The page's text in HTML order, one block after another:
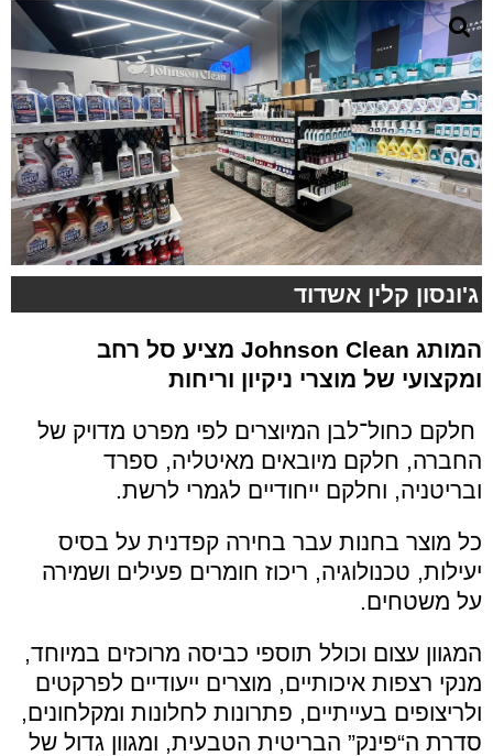
ג'ונסון קלין אשדוד
המותג
מציע סל רחב
ומקצועי של מוצרי ניקיון וריחות
חלקם כחול־לבן המיוצרים לפי מפרט מדויק של
החברה, חלקם מיובאים מאיטליה, ספרד
ובריטניה, וחלקם ייחודיים לגמרי לרשת.
כל מוצר בחנות עבר בחירה קפדנית על בסיס
יעילות, טכנולוגיה, ריכוז חומרים פעילים ושמירה
על משטחים.
המגוון עצום וכולל תוספי כביסה מרוכזים במיוחד,
מנקי רצפות איכותיים, מוצרים ייעודיים לפרקטים
ולריצופים בעייתיים, פתרונות לחלונות ומקלחונים,
סדרת ה“פינק” הבריטית הטבעית, ומגוון גדול של